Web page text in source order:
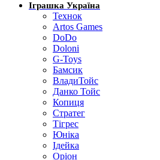
Іграшка Україна
Технок
Artos Games
DoDo
Doloni
G-Toys
Бамсик
ВладиТойс
Данко Тойс
Копиця
Стратег
Тігрес
Юніка
Ідейка
Оріон